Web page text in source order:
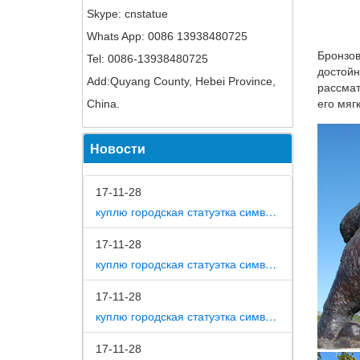
Skype: cnstatue
Whats App: 0086 13938480725
Tel: 0086-13938480725
Add:Quyang County, Hebei Province,
China.
Новости
17-11-28
куплю городская статуэтка символ собака в дом
17-11-28
куплю городская статуэтка символ собака в метро москвы
17-11-28
куплю городская статуэтка символ собака на площади революции
17-11-28
и
его